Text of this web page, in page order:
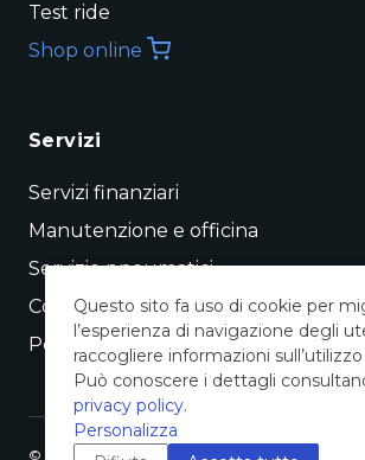
Test ride
Shop online
Servizi
Servizi finanziari
Manutenzione e officina
Servizio pneumatici
Conto vendita
Permuta
© Pogliani Concessionaria Ufficiale – Pogliani
Questo sito fa uso di cookie per
l’esperienza di navigazione degli
raccogliere informazioni
Può conoscere i dettagli
privacy policy.
Personalizza